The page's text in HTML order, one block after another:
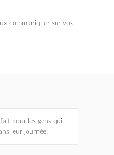
communiquer sur vos
pour les gens qui
leur journée.